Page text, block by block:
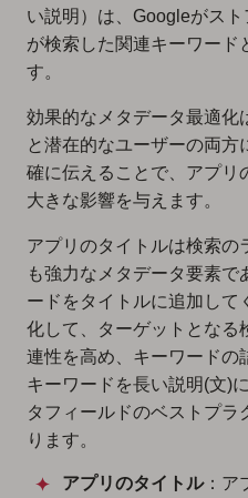
い説明）は、Googleがス
が検索した関連キーワード
す。
効果的なメタデータ最適化
と潜在的なユーザーの両方
確に伝えることで、アプリ
大きな影響を与えます。
アプリのタイトルは検索の
も強力なメタデータ要素で
ードをタイトルに追加して
化して、ターゲットとなる
連性を高め、キーワードの
キーワードを長い説明(文)
タフィールドのベストプラ
ります。
アプリのタイトル：ア